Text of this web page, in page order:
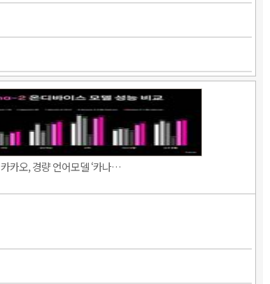
카카오, 경량 언어모델 ‘카나…